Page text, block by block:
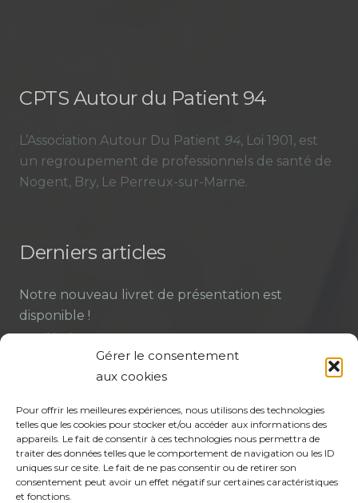
Gérer le consentement
aux cookies
Pour offrir les meilleures expériences, nous utilisons des technologies
telles que les cookies pour stocker et/ou accéder aux informations des
appareils. Le fait de consentir à ces technologies nous permettra de
traiter des données telles que le comportement de navigation ou les ID
uniques sur ce site. Le fait de ne pas consentir ou de retirer son
consentement peut avoir un effet négatif sur certaines caractéristiques
et fonctions.
CPTS Autour du Patient 94
L’Association Autour Du Patient 94, Loi 1901, est
un regroupement de professionnels de santé de
Nogent, Bry, Le Perreux-sur-Marne.
Derniers articles
Notre nouveau livret de présentation est
disponible !
23 Juil à 12h20
Mieux comprendre le rôle de la sage-femme
21 Juil à 15h14
Assemblée générale 2026 : participez à la vie de
votre CPTS
21 Juil à 14h58